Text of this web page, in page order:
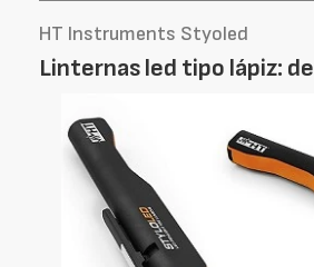
HT Instruments Styoled
Linternas led tipo lápiz: